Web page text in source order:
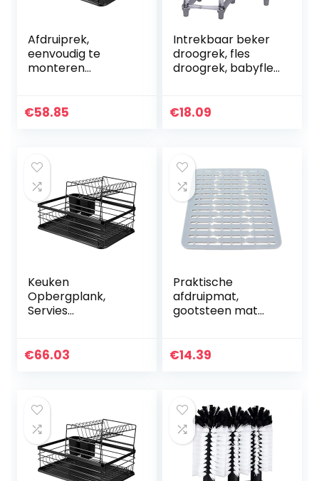
Afdruiprek,
eenvoudig te
monteren
Afdruiprek, voor
€58.85
Intrekbaar beker
droogrek, fles
droogrek, babyfles
thuis
€18.09
Keuken
Opbergplank,
Servies
Gerechten
€66.03
Praktische
afdruipmat,
gootsteen mat
antislip warmte-
€14.39